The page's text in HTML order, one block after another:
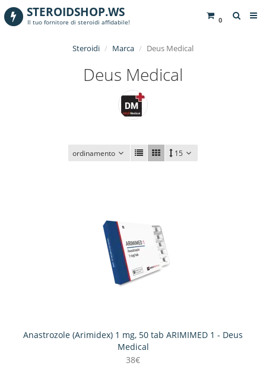
0
STEROIDSHOP.WS
Il tuo fornitore di steroidi affidabile!
Steroidi Marca Deus Medical
Deus Medical
ordinamento 15
Anastrozole (Arimidex) 1 mg, 50 tab ARIMIMED 1 - Deus
Medical
38€